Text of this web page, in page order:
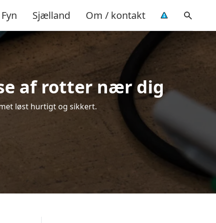
Fyn Sjælland Om / kontakt
af rotter nær dig
løst hurtigt og sikkert.